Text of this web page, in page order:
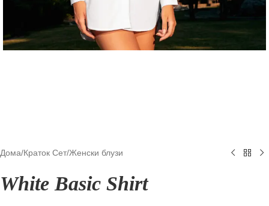
Дома/Краток Сет/Женски блузи
White Basic Shirt